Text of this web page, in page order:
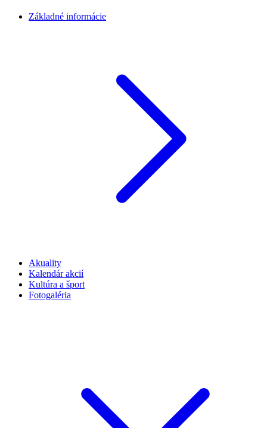
Základné informácie
Akuality
Kalendár akcií
Kultúra a šport
Fotogaléria